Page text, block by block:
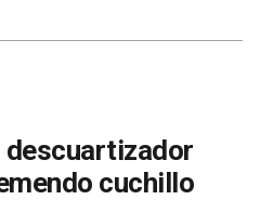
descuartizador
cuchillo